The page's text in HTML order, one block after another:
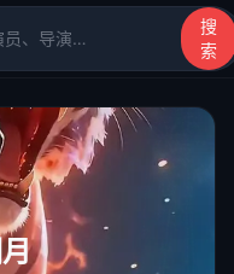
搜
索
、短剧高清在线观看